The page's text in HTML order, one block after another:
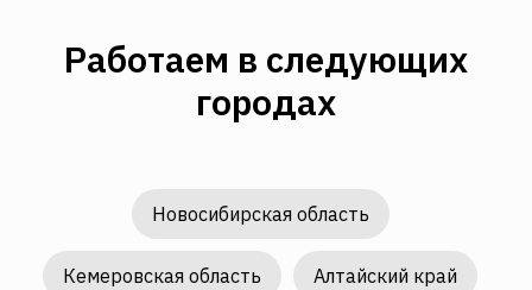
Работаем в следующих
городах
Новосибирская область
Кемеровская область Алтайский край